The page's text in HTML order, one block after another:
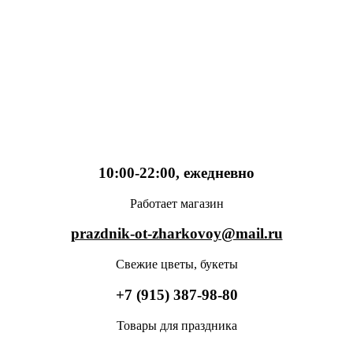
10:00-22:00, ежедневно
Работает магазин
prazdnik-ot-zharkovoy@mail.ru
Свежие цветы, букеты
+7 (915) 387-98-80
Товары для праздника